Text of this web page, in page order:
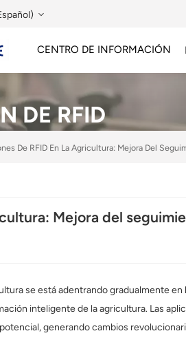
CENTRO DE INFORMACIÓN
DE RFID
De RFID En La Agricultura: Mejora Del
Mejora del
se está adentrando gradualmente
inteligente de la agricultura. Las
generando cambios